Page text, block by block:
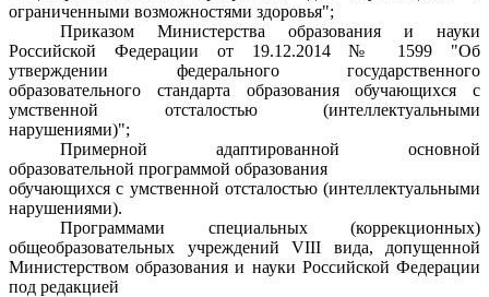
ограниченными возможностями здоровья";
Приказом Министерства образования и науки
Российской Федерации от 19.12.2014 № 1599 "Об
утверждении федерального государственного
образовательного стандарта образования обучающихся с
умственной отсталостью (интеллектуальными
нарушениями)";
Примерной адаптированной основной
образовательной программой образования
обучающихся с умственной отсталостью (интеллектуальными
нарушениями).
Программами специальных (коррекционных)
общеобразовательных учреждений VIII вида, допущенной
Министерством образования и науки Российской Федерации
под редакцией